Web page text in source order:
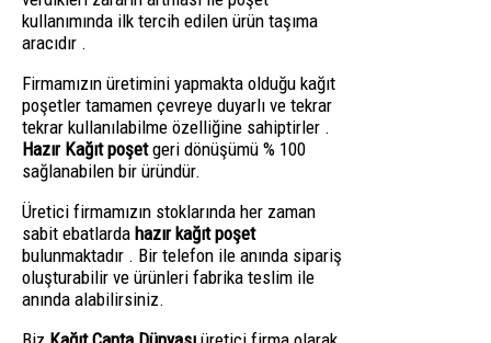
kullanımında ilk tercih edilen ürün taşıma
aracıdır .
Firmamızın üretimini yapmakta olduğu kağıt
poşetler tamamen çevreye duyarlı ve tekrar
tekrar kullanılabilme özelliğine sahiptirler .
Hazır Kağıt poşetgeri dönüşümü % 100
sağlanabilen bir üründür.
Üretici firmamızın stoklarında her zaman
sabit ebatlarda hazır kağıt poşet
bulunmaktadır . Bir telefon ile anında sipariş
oluşturabilir ve ürünleri fabrika teslim ile
anında alabilirsiniz.